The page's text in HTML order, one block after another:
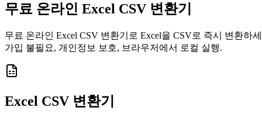
무료 온라인 Excel CSV 변환기
무료 온라인 Excel CSV 변환기로 Excel을 CSV로 즉시 변환하
가입 불필요, 개인정보 보호, 브라우저에서 로컬 실행.
Excel CSV 변환기